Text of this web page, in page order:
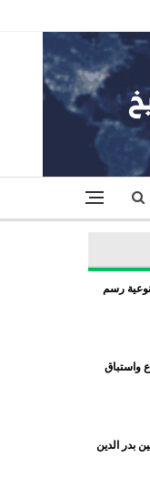
رسم
واستباق
بدر الدين